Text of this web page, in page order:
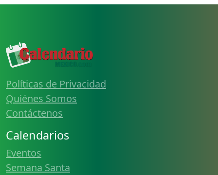
Políticas de Privacidad
Quiénes Somos
Contáctenos
Calendarios
Eventos
Semana Santa